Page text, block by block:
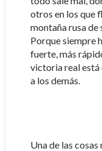
otros en los que
montaña rusa de
Porque siempre
fuerte, más
victoria real está
a los demás.
Una de las cosas